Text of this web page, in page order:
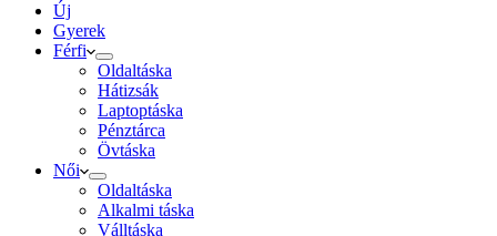
Új
Gyerek
Férfi
Oldaltáska
Hátizsák
Laptoptáska
Pénztárca
Övtáska
Női
Oldaltáska
Alkalmi táska
Válltáska